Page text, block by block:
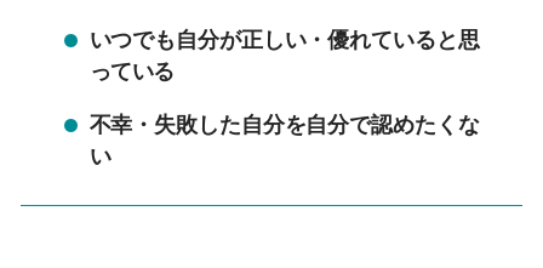
いつでも自分が正しい・優れていると思
っている
不幸・失敗した自分を自分で認めたくな
い